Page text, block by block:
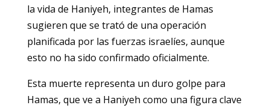
la vida de Haniyeh, integrantes de Hamas
sugieren que se trató de una operación
planificada por las fuerzas israelíes, aunque
esto no ha sido confirmado oficialmente.
Esta muerte representa un duro golpe para
Hamas, que ve a Haniyeh como una figura clave